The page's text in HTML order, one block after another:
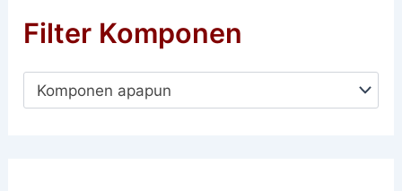
Filter Komponen
Komponen apapun